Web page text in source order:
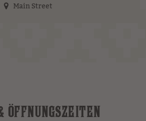
Main Street
ÖFFNUNGSZEITEN